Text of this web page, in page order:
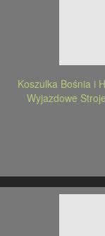
Koszulka Bośnia i
Wyjazdowe